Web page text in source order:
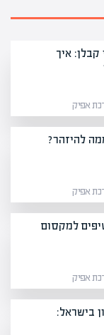
קבלן: איך
להיזהר?
למקסום
בישראל: